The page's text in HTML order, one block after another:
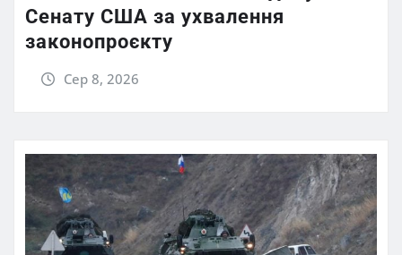
Сенату США за ухвалення
законопроєкту
Сер 8, 2026